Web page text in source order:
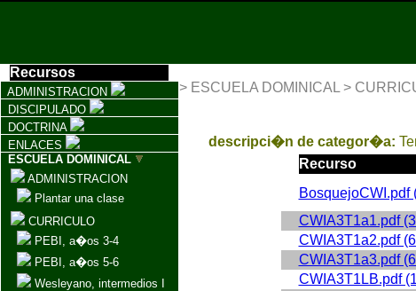
Recursos
ADMINISTRACION
DISCIPULADO
DOCTRINA
ENLACES
ESCUELA DOMINICAL
ADMINISTRACION
Plantar una clase
CURRICULO
PEBI, a�os 3-4
PEBI, a�os 5-6
Wesleyano, intermedios I
> ESCUELA DOMINICAL >
descripci�n de categor�a:
Recurso
BosquejoCWI.pdf
CWIA3T1a1.pdf
CWIA3T1a2.pdf
CWIA3T1a3.pdf
CWIA3T1LB.pdf